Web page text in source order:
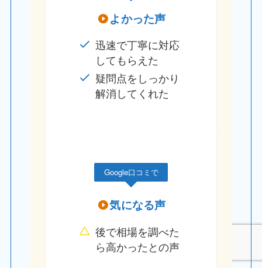
よかった声
迅速で丁寧に対応
してもらえた
疑問点をしっかり
解消してくれた
Google口コミで
気になる声
後で相場を調べた
ら高かったとの声